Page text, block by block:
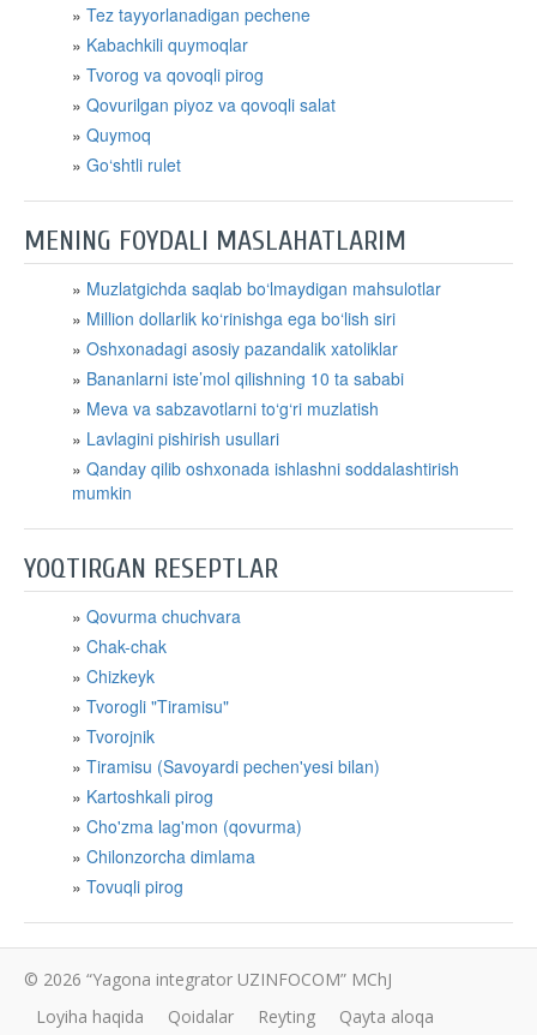
Tez tayyorlanadigan pechene
Kabachkili quymoqlar
Tvorog va qovoqli pirog
Qovurilgan piyoz va qovoqli salat
Quymoq
Go‘shtli rulet
MENING FOYDALI MASLAHATLARIM
Muzlatgichda saqlab bo‘lmaydigan mahsulotlar
Million dollarlik ko‘rinishga ega bo‘lish siri
Oshxonadagi asosiy pazandalik xatoliklar
Bananlarni iste’mol qilishning 10 ta sababi
Meva va sabzavotlarni to‘g‘ri muzlatish
Lavlagini pishirish usullari
Qanday qilib oshxonada ishlashni soddalashtirish
mumkin
YOQTIRGAN RESEPTLAR
Qovurma chuchvara
Chak-chak
Chizkeyk
Tvorogli "Tiramisu"
Tvorojnik
Tiramisu (Savoyardi pechen'yesi bilan)
Kartoshkali pirog
Cho'zma lag'mon (qovurma)
Chilonzorcha dimlama
Tovuqli pirog
© 2026 “Yagona integrator UZINFOCOM” MChJ
Loyiha haqida
Qoidalar Reyting Qayta aloqa